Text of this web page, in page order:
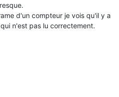
d'un compteur je vois qu'il y a
n'est pas lu correctement.